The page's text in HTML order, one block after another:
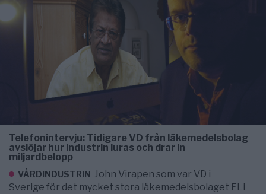
Telefonintervju: Tidigare VD från läkemedelsbolag
avslöjar hur industrin luras och drar in
miljardbelopp
VÅRDINDUSTRIN John Virapen som var VD i
Sverige för det mycket stora läkemedelsbolaget ELi